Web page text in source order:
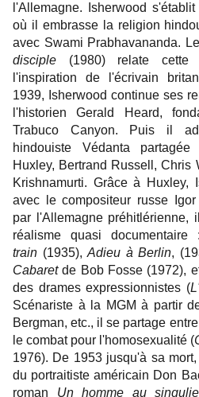
l'Allemagne. Isherwood
où il embrasse la religion
avec Swami Prabhavananda.
disciple (1980) relate cette
l'inspiration de l'écrivain
1939, Isherwood continue ses
l'historien Gerald Heard,
Trabuco Canyon. Puis il
hindouiste Védanta
Huxley, Bertrand Russell, Chris
Krishnamurti. Grâce à Huxley,
avec le compositeur russe Igor
par l'Allemagne préhitlérienne,
réalisme quasi documentaire
train (1935),Adieu à Berlin,
Cabaretde Bob Fosse (1972),
des drames expressionnistes (
Scénariste à la MGM à partir
Bergman, etc., il se partage
le combat pour l'homosexualité (
1976). De 1953 jusqu'à sa
du portraitiste américain Don
roman Un homme au